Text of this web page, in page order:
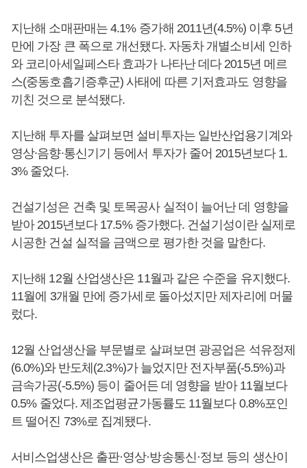
지난해 소매판매는 4.1% 증가해 2011년(4.5%) 이후 5년
만에 가장 큰 폭으로 개선됐다. 자동차 개별소비세 인하
와 코리아세일페스타 효과가 나타난 데다 2015년 메르
스(중동호흡기증후군) 사태에 따른 기저효과도 영향을
끼친 것으로 분석됐다.
지난해 투자를 살펴보면 설비투자는 일반산업용기계와
영상∙음향∙통신기기 등에서 투자가 줄어 2015년보다 1.
3% 줄었다.
건설기성은 건축 및 토목공사 실적이 늘어난 데 영향을
받아 2015년보다 17.5% 증가했다. 건설기성이란 실제로
시공한 건설 실적을 금액으로 평가한 것을 말한다.
지난해 12월 산업생산은 11월과 같은 수준을 유지했다.
11월에 3개월 만에 증가세로 돌아섰지만 제자리에 머물
렀다.
12월 산업생산을 부문별로 살펴보면 광공업은 석유정제
(6.0%)와 반도체(2.3%)가 늘었지만 전자부품(-5.5%)과
금속가공(-5.5%) 등이 줄어든 데 영향을 받아 11월보다
0.5% 줄었다. 제조업평균가동률도 11월보다 0.8%포인
트 떨어진 73%로 집계됐다.
서비스업생산은 출판·영상·방송통신·정보 등의 생산이